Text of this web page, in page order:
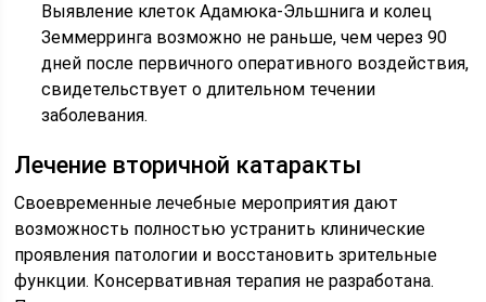
Выявление клеток Адамюка-Эльшнига и колец
Земмерринга возможно не раньше, чем через 90
дней после первичного оперативного воздействия,
свидетельствует о длительном течении
заболевания.
Лечение вторичной катаракты
Своевременные лечебные мероприятия дают
возможность полностью устранить клинические
проявления патологии и восстановить зрительные
функции. Консервативная терапия не разработана.